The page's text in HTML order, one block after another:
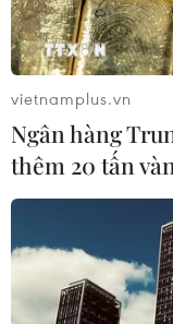
vietnamplus.vn
Ngân hàng
thêm 20 tấn